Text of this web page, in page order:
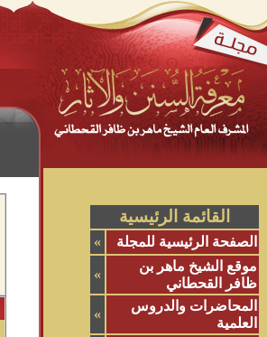
القائمة الرئيسية
الصفحة الرئيسية للمجلة
»
موقع الشيخ ماهر بن
ظافر القحطاني
»
المحاضرات والدروس
العلمية
»